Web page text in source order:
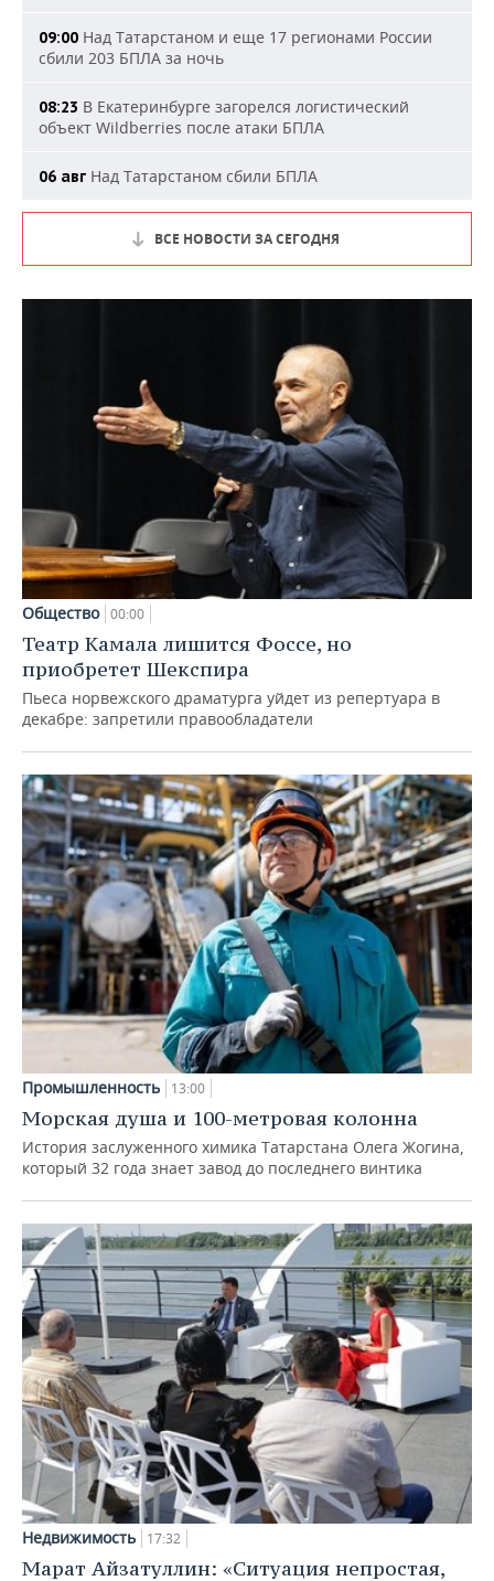
09:00 Над Татарстаном и еще 17 регионами России
сбили 203 БПЛА за ночь
08:23 В Екатеринбурге загорелся логистический
объект Wildberries после атаки БПЛА
06 авг Над Татарстаном сбили БПЛА
ВСЕ НОВОСТИ ЗА СЕГОДНЯ
Общество 00:00
Театр Камала лишится Фоссе, но
приобретет Шекспира
Пьеса норвежского драматурга уйдет из репертуара в
декабре: запретили правообладатели
Промышленность 13:00
Морская душа и 100-метровая колонна
История заслуженного химика Татарстана Олега Жогина,
который 32 года знает завод до последнего винтика
Недвижимость 17:32
Марат Айзатуллин: «Ситуация непростая,